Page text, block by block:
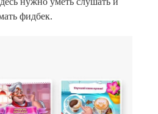
фидбек.